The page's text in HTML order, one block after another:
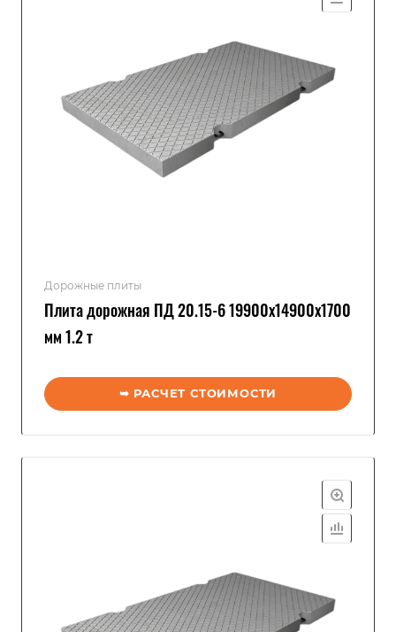
Дорожные плиты
Плита дорожная ПД 20.15-6 19900x14900x1700
мм 1.2 т
➥ РАСЧЕТ СТОИМОСТИ